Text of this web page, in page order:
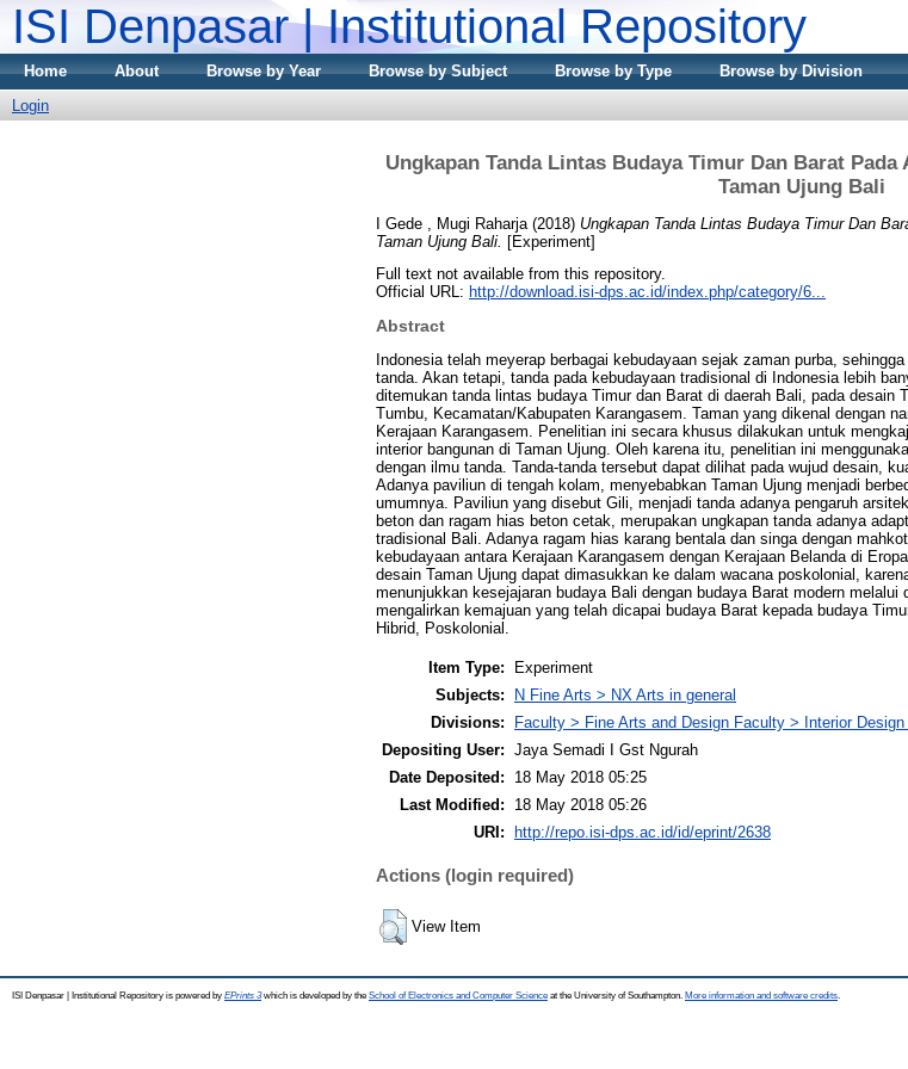
ISI Denpasar | Institutional Repository
Home About Browse by Year Browse by Subject Browse by Type Browse by Division
Login
Ungkapan Tanda Lintas Budaya Timur Dan Barat
Taman Ujung Bali
I Gede , Mugi Raharja (2018) Ungkapan Tanda Lintas Budaya Timur Dan
Taman Ujung Bali. [Experiment]
Full text not available from this repository.
Official URL: http://download.isi-dps.ac.id/index.php/category/6...
Abstract
Indonesia telah meyerap berbagai kebudayaan sejak zaman purba,
tanda. Akan tetapi, tanda pada kebudayaan tradisional di Indonesia lebih
ditemukan tanda lintas budaya Timur dan Barat di daerah Bali, pada desain
Tumbu, Kecamatan/Kabupaten Karangasem. Taman yang dikenal dengan
Kerajaan Karangasem. Penelitian ini secara khusus dilakukan untuk
interior bangunan di Taman Ujung. Oleh karena itu, penelitian ini
dengan ilmu tanda. Tanda-tanda tersebut dapat dilihat pada wujud desain,
Adanya paviliun di tengah kolam, menyebabkan Taman Ujung menjadi
umumnya. Paviliun yang disebut Gili, menjadi tanda adanya pengaruh
beton dan ragam hias beton cetak, merupakan ungkapan tanda adanya
tradisional Bali. Adanya ragam hias karang bentala dan singa dengan
kebudayaan antara Kerajaan Karangasem dengan Kerajaan Belanda di
desain Taman Ujung dapat dimasukkan ke dalam wacana poskolonial,
menunjukkan kesejajaran budaya Bali dengan budaya Barat modern
mengalirkan kemajuan yang telah dicapai budaya Barat kepada budaya
Hibrid, Poskolonial.
Item Type:
Experiment
Subjects:
N Fine Arts > NX Arts in general
Divisions:
Faculty > Fine Arts and Design Faculty > Interior Design
Depositing User: Jaya Semadi I Gst Ngurah
Date Deposited:
18 May 2018 05:25
Last Modified:
18 May 2018 05:26
URI:
http://repo.isi-dps.ac.id/id/eprint/2638
Actions (login required)
View Item
ISI Denpasar | Institutional Repository is powered by EPrints 3which is developed by the School of Electronics and Computer Science at the University of Southampton. More information and software credits